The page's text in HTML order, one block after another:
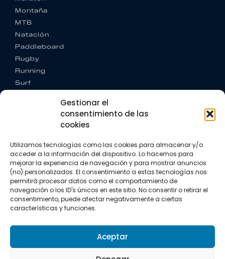
Gestionar el
consentimiento de las
cookies
Utilizamos tecnologías como las cookies para almacenar y/o
acceder a la información del dispositivo. Lo hacemos para
mejorar la experiencia de navegación y para mostrar anuncios
(no) personalizados. El consentimiento a estas tecnologías nos
permitirá procesar datos como el comportamiento de
navegación o los ID's únicos en este sitio. No consentir o retirar el
consentimiento, puede afectar negativamente a ciertas
características y funciones.
Aceptar
Montaña
MTB
Natación
Paddleboard
Rugby
Running
Surf
CONTACTO
+34 662 342 177
info@vkssport.com
SÍGUENOS
Política de privacidad
Política de cookies